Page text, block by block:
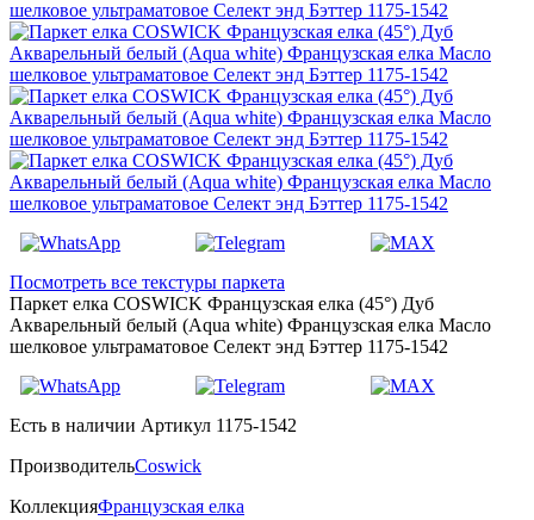
Посмотреть все текстуры паркета
Паркет елка COSWICK Французская елка (45°) Дуб
Акварельный белый (Aqua white) Французская елка Масло
шелковое ультраматовое Селект энд Бэттер 1175-1542
Есть в наличии Артикул 1175-1542
ПроизводительCoswick
КоллекцияФранцузская елка